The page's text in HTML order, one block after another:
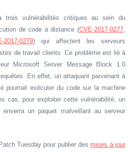
trois vulnérabilités critiques au sein du
de code à distance (CVE-2017-0277,
2017-0279) qui affectent les serveurs
de travail clients. Ce problème est lié à
Microsoft Server Message Block 1.0
En effet, un attaquant parvenant à
pourrait exécuter du code sur la machine
cas, pour exploiter cette vulnérabilité, un
enverra un paquet malveillant au serveur
Tuesday pour publier des mises à jour